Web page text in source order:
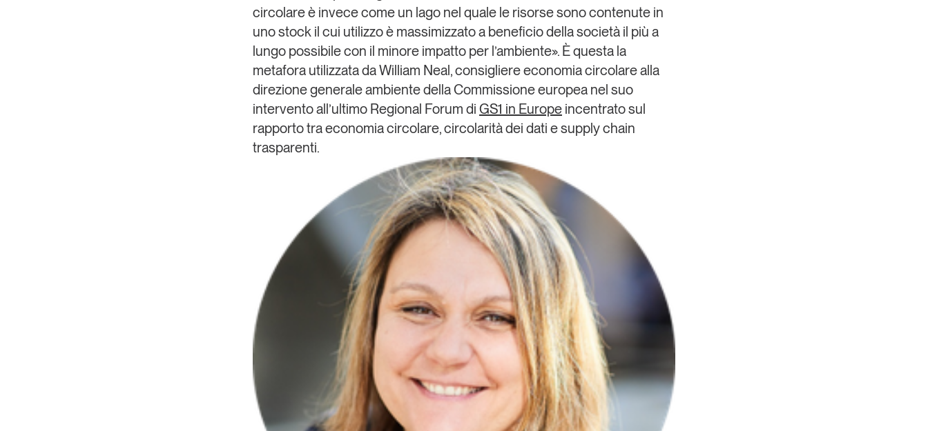
circolare è invece come un lago nel quale le risorse sono contenute in
uno stock il cui utilizzo è massimizzato a beneficio della società il più a
lungo possibile con il minore impatto per l’ambiente». È questa la
metafora utilizzata daWilliam Neal, consigliere economia circolare alla
direzione generale ambiente dellaCommissione europeanel suo
intervento all’ultimo Regional Forum di GS1 in Europeincentrato sul
rapporto tra economia circolare, circolarità dei dati e supply chain
trasparenti.